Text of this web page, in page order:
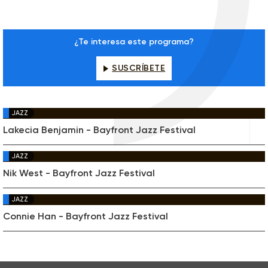
¿Te interesa este programa?
SUSCRÍBETE
JAZZ
Lakecia Benjamin - Bayfront Jazz Festival
JAZZ
Nik West - Bayfront Jazz Festival
JAZZ
Connie Han - Bayfront Jazz Festival